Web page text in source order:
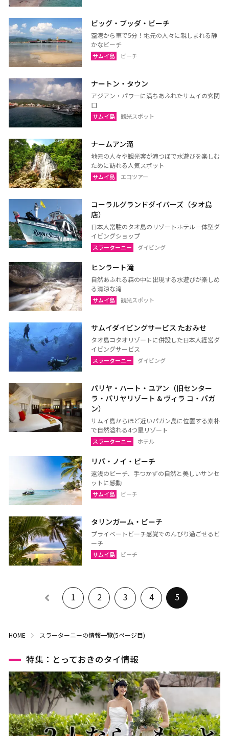
ビッグ・ブッダ・ビーチ
空港から車で5分！地元の人々に親しまれる静
かなビーチ
サムイ島 ビーチ
ナートン・タウン
アジアン・パワーに満ちあふれたサムイの玄関
口
サムイ島 観光スポット
ナームアン滝
地元の人々や観光客が滝つぼで水遊びを楽しむ
ために訪れる人気スポット
サムイ島 エコツアー
コーラルグランドダイバーズ（タオ島
店）
日本人常駐のタオ島のリゾートホテル一体型ダ
イビングショップ
スラーターニー ダイビング
ヒンラート滝
自然あふれる森の中に出現する水遊びが楽しめ
る清涼な滝
サムイ島 観光スポット
サムイダイビングサービス たおみせ
タオ島コタオリゾートに併設した日本人経営ダ
イビングサービス
スラーターニー ダイビング
パリヤ・ハート・ユアン（旧センター
ラ・パリヤリゾート & ヴィラ コ・パガ
ン）
サムイ島からほど近いパガン島に位置する素朴
で自然溢れる4つ星リゾート
スラーターニー ホテル
リパ・ノイ・ビーチ
遠浅のビーチ、手つかずの自然と美しいサンセ
ットに感動
サムイ島 ビーチ
タリンガーム・ビーチ
プライベートビーチ感覚でのんびり過ごせるビ
ーチ
サムイ島 ビーチ
1 2 3 4 5
HOME スラーターニーの情報一覧(5ページ目)
特集：とっておきのタイ情報